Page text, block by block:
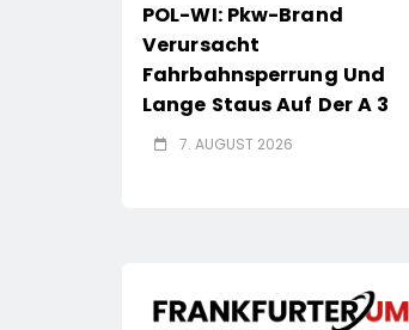
POL-WI: Pkw-Brand
Verursacht
Fahrbahnsperrung Und
Lange Staus Auf Der A 3
7. AUGUST 2026